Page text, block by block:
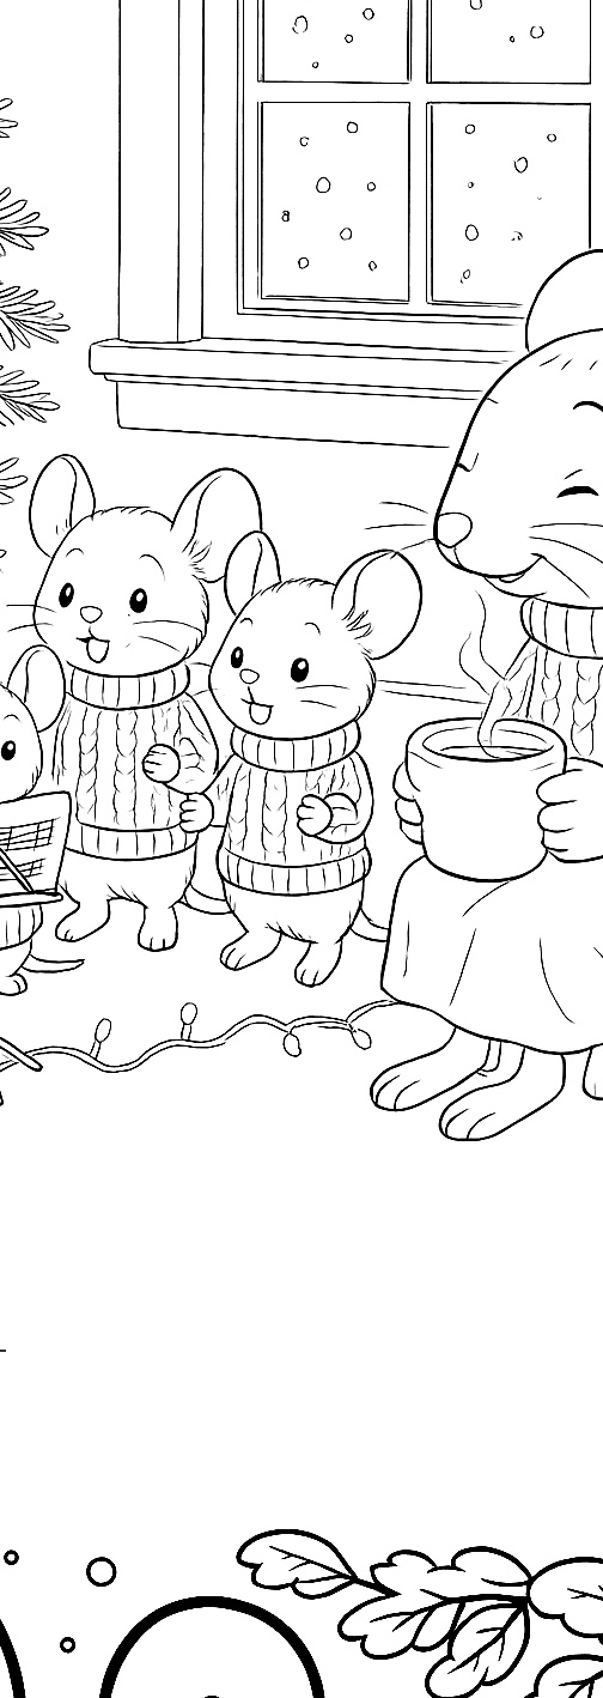
Abonniere unseren Newsletter.
Datenschutzbestimmungen akzeptiert